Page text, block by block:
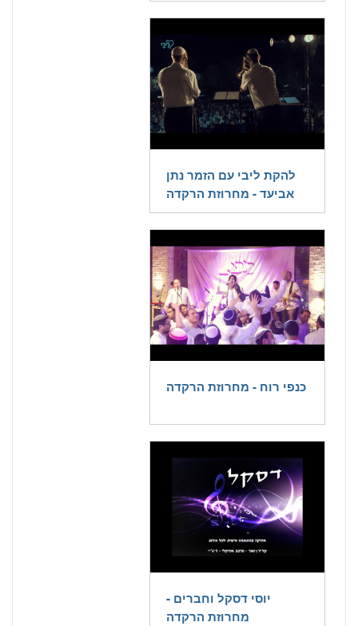
להקת ליבי עם הזמר נתן
אביעד - מחרוזת הרקדה
כנפי רוח - מחרוזת הרקדה
יוסי דסקל וחברים -
מחרוזת הרקדה